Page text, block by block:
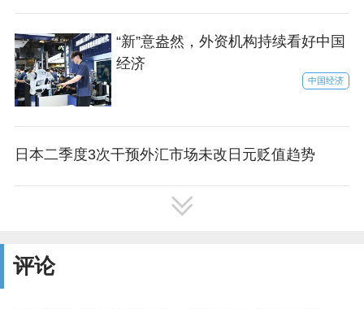
“新”意盎然，外资机构持续看好中国
经济
中国经济
日本二季度3次干预外汇市场未改日元贬值趋势
评论